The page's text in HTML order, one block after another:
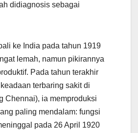
didiagnosis sebagai
ke India pada tahun 1919
lemah, namun pikirannya
Pada tahun terakhir
terbaring sakit di
Chennai), ia memproduksi
paling mendalam: fungsi
pada 26 April 1920